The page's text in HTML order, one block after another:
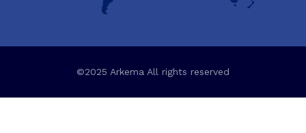
©2025 Arkema All rights reserved